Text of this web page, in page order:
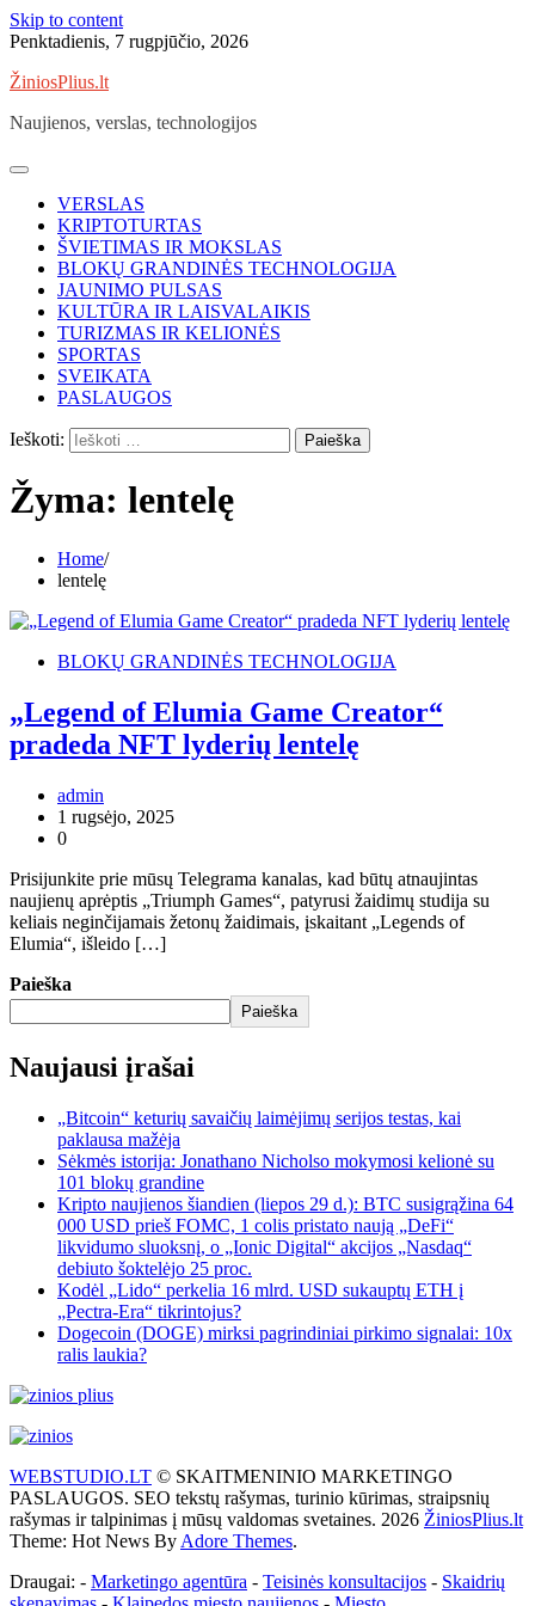
Skip to content
Penktadienis, 7 rugpjūčio, 2026
ŽiniosPlius.lt
Naujienos, verslas, technologijos
VERSLAS
KRIPTOTURTAS
ŠVIETIMAS IR MOKSLAS
BLOKŲ GRANDINĖS TECHNOLOGIJA
JAUNIMO PULSAS
KULTŪRA IR LAISVALAIKIS
TURIZMAS IR KELIONĖS
SPORTAS
SVEIKATA
PASLAUGOS
Ieškoti:
Žyma: lentelę
Home
lentelę
BLOKŲ GRANDINĖS TECHNOLOGIJA
„Legend of Elumia Game Creator“
pradeda NFT lyderių lentelę
admin
1 rugsėjo, 2025
0
Prisijunkite prie mūsų Telegrama kanalas, kad būtų atnaujintas
naujienų aprėptis „Triumph Games“, patyrusi žaidimų studija su
keliais neginčijamais žetonų žaidimais, įskaitant „Legends of
Elumia“, išleido […]
Paieška
Paieška
Naujausi įrašai
„Bitcoin“ keturių savaičių laimėjimų serijos testas, kai
paklausa mažėja
Sėkmės istorija: Jonathano Nicholso mokymosi kelionė su
101 blokų grandine
Kripto naujienos šiandien (liepos 29 d.): BTC susigrąžina 64
000 USD prieš FOMC, 1 colis pristato naują „DeFi“
likvidumo sluoksnį, o „Ionic Digital“ akcijos „Nasdaq“
debiuto šoktelėjo 25 proc.
Kodėl „Lido“ perkelia 16 mlrd. USD sukauptų ETH į
„Pectra-Era“ tikrintojus?
Dogecoin (DOGE) mirksi pagrindiniai pirkimo signalai: 10x
ralis laukia?
WEBSTUDIO.LT © SKAITMENINIO MARKETINGO
PASLAUGOS. SEO tekstų rašymas, turinio kūrimas, straipsnių
rašymas ir talpinimas į mūsų valdomas svetaines. 2026 ŽiniosPlius.lt
Theme: Hot News By Adore Themes.
Draugai: - Marketingo agentūra - Teisinės konsultacijos - Skaidrių